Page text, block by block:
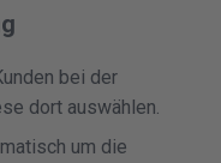
bei der
dort auswählen.
um die